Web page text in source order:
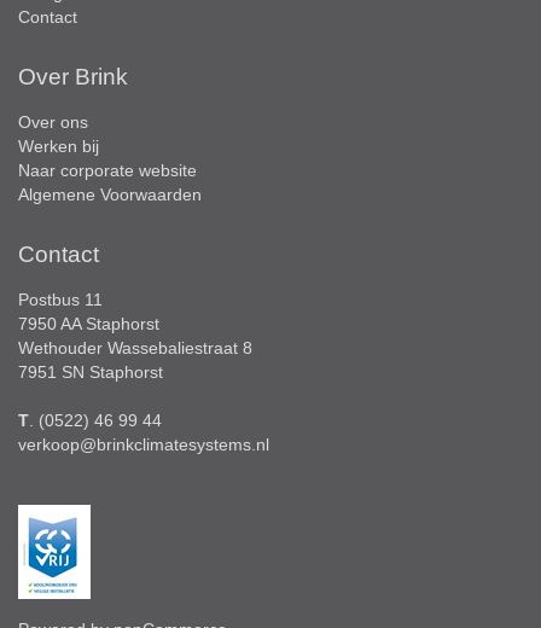
Contact
Over Brink
Over ons
Werken bij
Naar corporate website
Algemene Voorwaarden
Contact
Postbus 11
7950 AA Staphorst
Wethouder Wassebaliestraat 8
7951 SN Staphorst
T . (0522) 46 99 44
verkoop@brinkclimatesystems.nl